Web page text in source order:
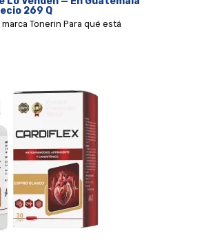
269 Q
Tonerin Para qué está